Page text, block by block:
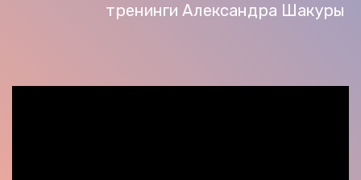
тренинги Александра Шакуры